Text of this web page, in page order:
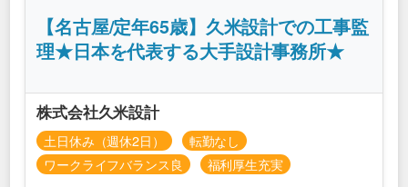
【名古屋/定年65歳】久米設計での工事監
理★日本を代表する大手設計事務所★
株式会社久米設計
土日休み（週休2日）
転勤なし
ワークライフバランス良
福利厚生充実